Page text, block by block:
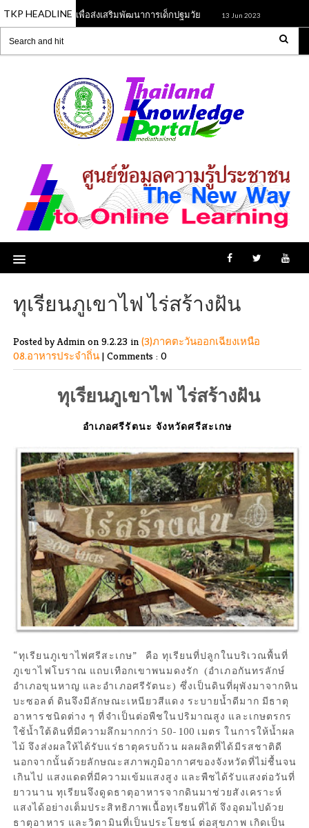
TKP HEADLINE
ลงและกิจกรรมเพื่อส่งเสริมพัฒนาการเด็กปฐมวัย 13 Jun 2023 หลักสูตรการ
ทุเรียนภูเขาไฟ ไร่สร้างฝัน
Posted by Admin on 9.2.23 in (3)ภาคตะวันออกเฉียงเหนือ
08.อาหารประจำถิ่น | Comments : 0
ทุเรียนภูเขาไฟ ไร่สร้างฝัน
อำเภอศรีรัตนะ จังหวัดศรีสะเกษ
“ทุเรียนภูเขาไฟศรีสะเกษ”   คือ ทุเรียนที่ปลูกในบริเวณพื้นที่
ภูเขาไฟโบราณ แถบเทือกเขาพนมดงรัก  (อำเภอกันทรลักษ์
อำเภอขุนหาญ และอำเภอศรีรัตนะ) ซึ่งเป็นดินที่ผุพังมาจากหิน
บะซอลต์ ดินจึงมีลักษณะเหนียวสีแดง ระบายน้ำดีมาก มีธาตุ
อาหารชนิดต่าง ๆ ที่จำเป็นต่อพืชในปริมาณสูง และเกษตรกร
ใช้น้ำใต้ดินที่มีความลึกมากกว่า 50-100 เมตร ในการให้น้ำผล
ไม้ จึงส่งผลให้ได้รับแร่ธาตุครบถ้วน ผลผลิตที่ได้มีรสชาติดี
นอกจากนั้นด้วยลักษณะสภาพภูมิอากาศของจังหวัดที่ไม่ชื้นจน
เกินไป แสงแดดที่มีความเข้มแสงสูง และพืชได้รับแสงต่อวันที่
ยาวนาน ทุเรียนจึงดูดธาตุอาหารจากดินมาช่วยสังเคราะห์
แสงได้อย่างเต็มประสิทธิภาพเนื้อทุเรียนที่ได้ จึงอุดมไปด้วย
ธาตุอาหาร และวิตามินที่เป็นประโยชน์ ต่อสุขภาพ เกิดเป็น